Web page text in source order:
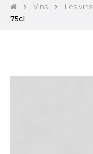
Vins Les vins
75cl